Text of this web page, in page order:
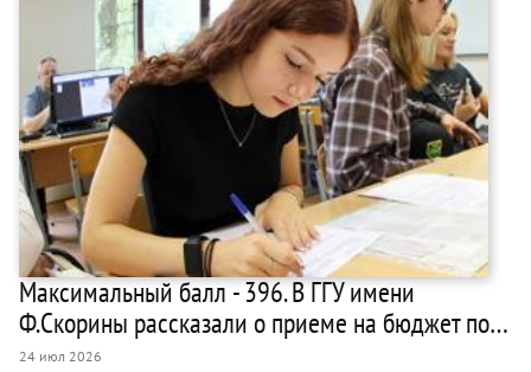
Максимальный балл - 396. В ГГУ имени
Ф.Скорины рассказали о приеме на бюджет по…
24 июл 2026